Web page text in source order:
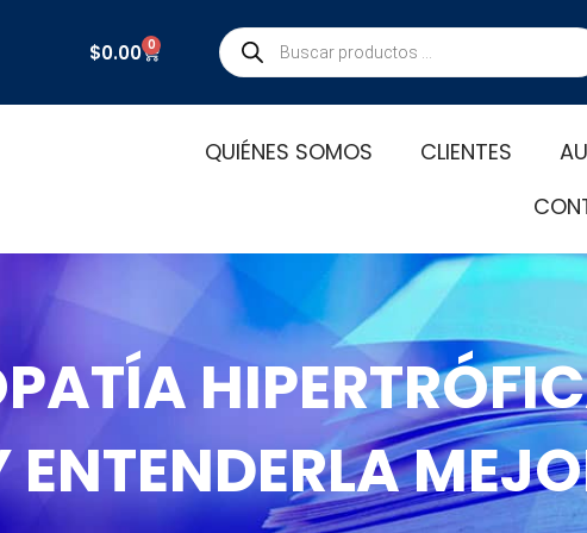
$0.00 0
Carrito
Búsqueda
de
productos
QUIÉNES SOMOS CLIENTES
ENTENDERLA